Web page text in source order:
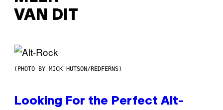
VAN DIT
(PHOTO BY MICK HUTSON/REDFERNS)
Looking For the Perfect Alt-